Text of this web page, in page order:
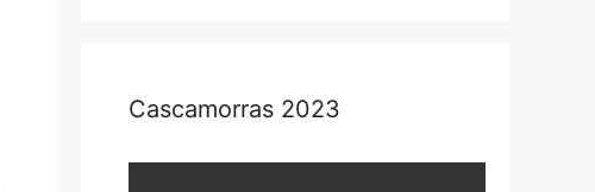
Cascamorras 2023